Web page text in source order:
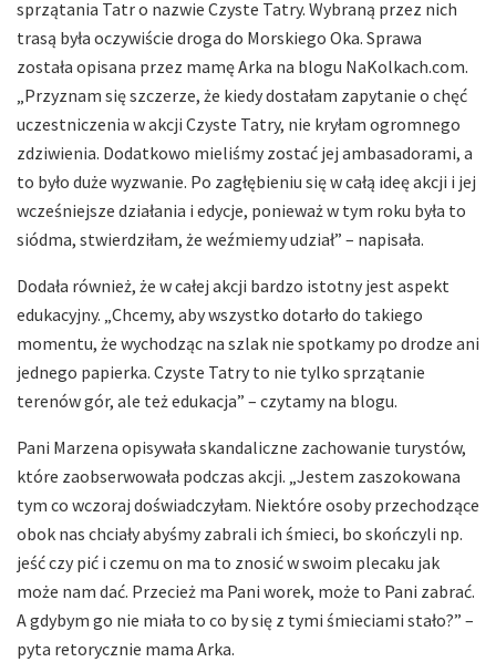
sprzątania Tatr o nazwie Czyste Tatry. Wybraną przez nich
trasą była oczywiście droga do Morskiego Oka. Sprawa
została opisana przez mamę Arka na blogu NaKolkach.com.
„Przyznam się szczerze, że kiedy dostałam zapytanie o chęć
uczestniczenia w akcji Czyste Tatry, nie kryłam ogromnego
zdziwienia. Dodatkowo mieliśmy zostać jej ambasadorami, a
to było duże wyzwanie. Po zagłębieniu się w całą ideę akcji i jej
wcześniejsze działania i edycje, ponieważ w tym roku była to
siódma, stwierdziłam, że weźmiemy udział” – napisała.
Dodała również, że w całej akcji bardzo istotny jest aspekt
edukacyjny. „Chcemy, aby wszystko dotarło do takiego
momentu, że wychodząc na szlak nie spotkamy po drodze ani
jednego papierka. Czyste Tatry to nie tylko sprzątanie
terenów gór, ale też edukacja” – czytamy na blogu.
Pani Marzena opisywała skandaliczne zachowanie turystów,
które zaobserwowała podczas akcji. „Jestem zaszokowana
tym co wczoraj doświadczyłam. Niektóre osoby przechodzące
obok nas chciały abyśmy zabrali ich śmieci, bo skończyli np.
jeść czy pić i czemu on ma to znosić w swoim plecaku jak
może nam dać. Przecież ma Pani worek, może to Pani zabrać.
A gdybym go nie miała to co by się z tymi śmieciami stało?” –
pyta retorycznie mama Arka.